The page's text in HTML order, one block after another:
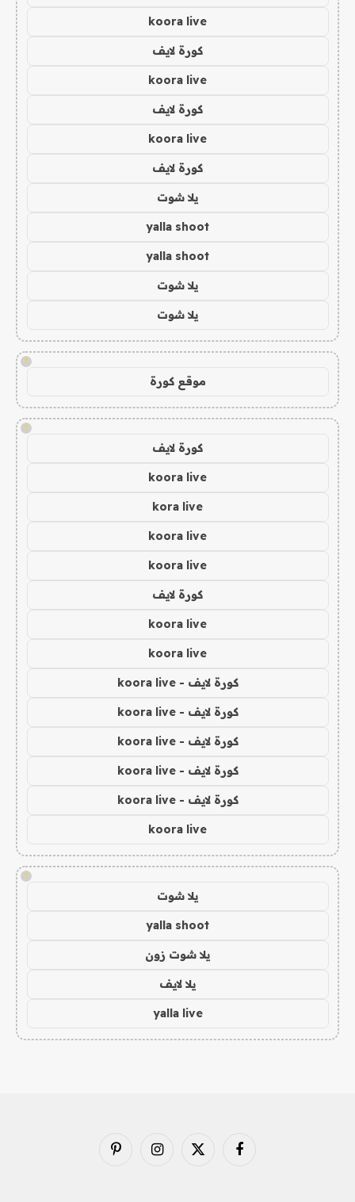
koora live
كورة لايف
koora live
كورة لايف
koora live
كورة لايف
يلا شوت
yalla shoot
yalla shoot
يلا شوت
يلا شوت
!
موقع كورة
!
كورة لايف
koora live
kora live
koora live
koora live
كورة لايف
koora live
koora live
كورة لايف - koora live
كورة لايف - koora live
كورة لايف - koora live
كورة لايف - koora live
كورة لايف - koora live
koora live
!
يلا شوت
yalla shoot
يلا شوت زون
يلا لايف
yalla live
فيسبوك X
الانستغرامبينتيريست